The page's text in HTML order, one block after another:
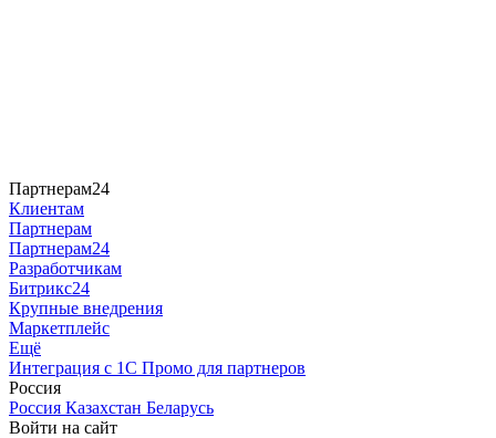
Партнерам24
Клиентам
Партнерам
Партнерам24
Разработчикам
Битрикс24
Крупные внедрения
Маркетплейс
Ещё
Интеграция с 1С Промо для партнеров
Россия
Россия Казахстан Беларусь
Войти на сайт